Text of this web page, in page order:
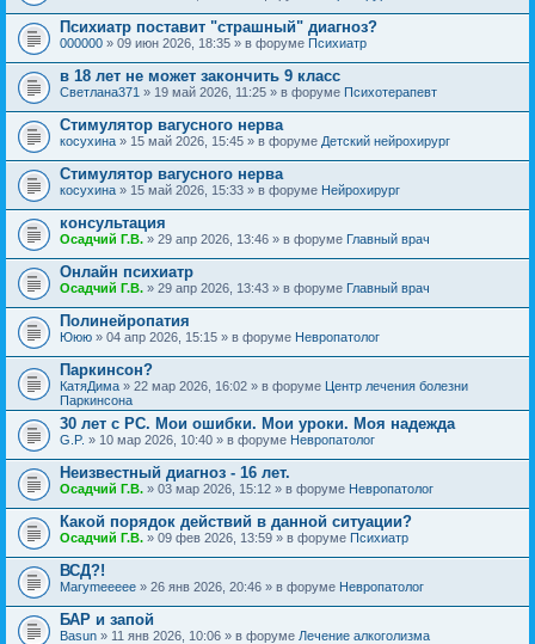
Психиатр поставит "страшный" диагноз?
000000 » 09 июн 2026, 18:35 » в форуме Психиатр
в 18 лет не может закончить 9 класс
Светлана371 » 19 май 2026, 11:25 » в форуме Психотерапевт
Стимулятор вагусного нерва
косухина » 15 май 2026, 15:45 » в форуме Детский нейрохирург
Стимулятор вагусного нерва
косухина » 15 май 2026, 15:33 » в форуме Нейрохирург
консультация
Осадчий Г.В. » 29 апр 2026, 13:46 » в форуме Главный врач
Онлайн психиатр
Осадчий Г.В. » 29 апр 2026, 13:43 » в форуме Главный врач
Полинейропатия
Ююю » 04 апр 2026, 15:15 » в форуме Невропатолог
Паркинсон?
КатяДима » 22 мар 2026, 16:02 » в форуме Центр лечения болезни
Паркинсона
30 лет с РС. Мои ошибки. Мои уроки. Моя надежда
G.P. » 10 мар 2026, 10:40 » в форуме Невропатолог
Неизвестный диагноз - 16 лет.
Осадчий Г.В. » 03 мар 2026, 15:12 » в форуме Невропатолог
Какой порядок действий в данной ситуации?
Осадчий Г.В. » 09 фев 2026, 13:59 » в форуме Психиатр
ВСД?!
Marymeeeee » 26 янв 2026, 20:46 » в форуме Невропатолог
БАР и запой
Basun » 11 янв 2026, 10:06 » в форуме Лечение алкоголизма